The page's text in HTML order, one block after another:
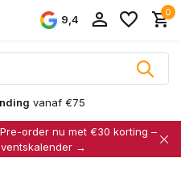
9,4
0
vanaf €75
Pre-order nu met €30 korting –
→